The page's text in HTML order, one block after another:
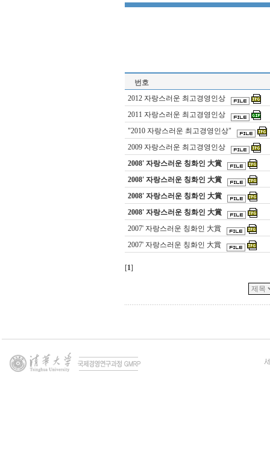
번호
2012 자랑스러운 최고경영인상
2011 자랑스러운 최고경영인상
"2010 자랑스러운 최고경영인상"
2009 자랑스러운 최고경영인상
2008' 자랑스러운 칭화인 大賞
2008' 자랑스러운 칭화인 大賞
2008' 자랑스러운 칭화인 大賞
2008' 자랑스러운 칭화인 大賞
2007' 자랑스러운 칭화인 大賞
2007' 자랑스러운 칭화인 大賞
[1]